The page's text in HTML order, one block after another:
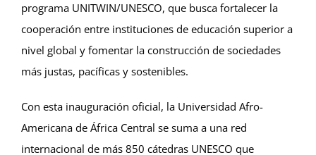
programa UNITWIN/UNESCO, que busca fortalecer la
cooperación entre instituciones de educación superior a
nivel global y fomentar la construcción de sociedades
más justas, pacíficas y sostenibles.
Con esta inauguración oficial, la Universidad Afro-
Americana de África Central se suma a una red
internacional de más 850 cátedras UNESCO que